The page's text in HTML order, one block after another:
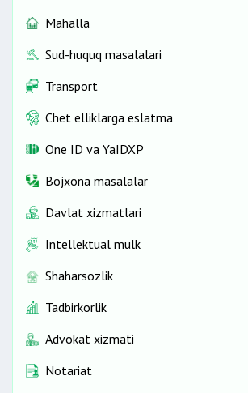
Mahalla
Sud-huquq masalalari
Transport
Chet elliklarga eslatma
One ID vа YaIDXP
Bojxona masalalar
Davlat xizmatlari
Intellektual mulk
Shaharsozlik
Tadbirkorlik
Advokat xizmati
Notariat